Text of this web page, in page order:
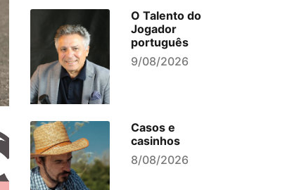
O Talento do
Jogador
português
9/08/2026
Casos e
casinhos
8/08/2026